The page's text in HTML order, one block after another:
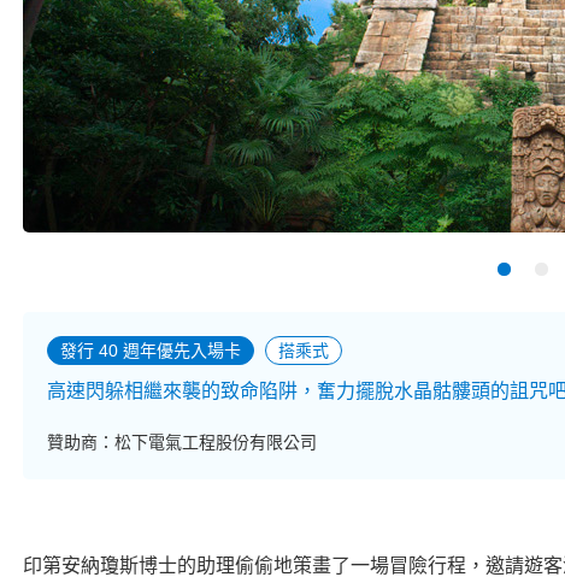
發行 40 週年優先入場卡 搭乘式
高速閃躲相繼來襲的致命陷阱，奮力擺脫水晶骷髏頭的詛咒吧
贊助商：松下電氣工程股份有限公司
印第安納瓊斯博士的助理偷偷地策畫了一場冒險行程，邀請遊客